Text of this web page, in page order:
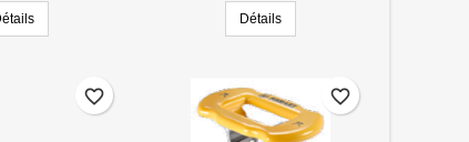
Détails
favorite_border favorite_border